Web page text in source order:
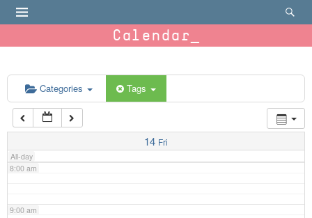
Calendar
Categories Tags
14 Fri
All-day
6:00 am
7:00 am
8:00 am
9:00 am